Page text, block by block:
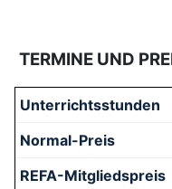
TERMINE UND